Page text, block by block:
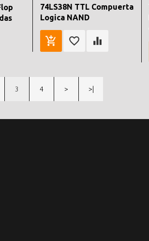
74LS38N TTL Compuerta
Logica NAND
3 4 > >|